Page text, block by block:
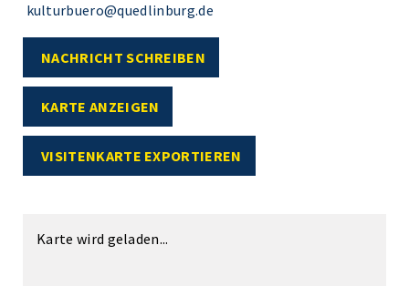
kulturbuero@quedlinburg.de
NACHRICHT SCHREIBEN
KARTE ANZEIGEN
VISITENKARTE EXPORTIEREN
Karte wird geladen...